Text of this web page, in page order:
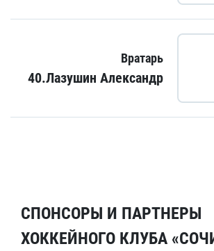
Вратарь
40.Лазушин Александр
СПОНСОРЫ И ПАРТНЕРЫ
ХОККЕЙНОГО КЛУБА